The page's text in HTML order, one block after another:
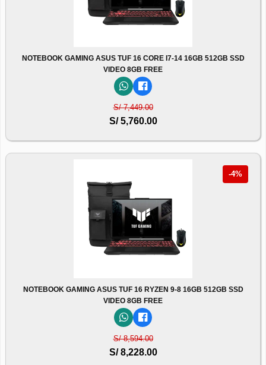
NOTEBOOK GAMING ASUS TUF 16 CORE I7-14 16GB 512GB SSD
VIDEO 8GB FREE
S/ 7,449.00
S/ 5,760.00
-4%
NOTEBOOK GAMING ASUS TUF 16 RYZEN 9-8 16GB 512GB SSD
VIDEO 8GB FREE
S/ 8,594.00
S/ 8,228.00